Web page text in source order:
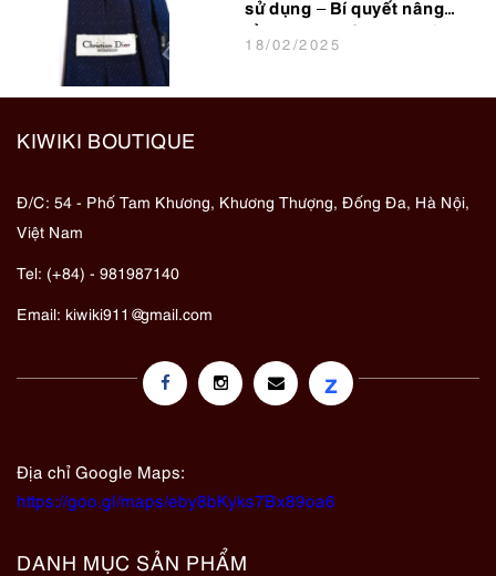
sử dụng – Bí quyết nâng
18/02/2025
KIWIKI BOUTIQUE
Đ/C: 54 - Phố Tam Khương, Khương Thượng, Đống Đa, Hà Nội,
Việt Nam
Tel: (+84) - 981987140
Email: kiwiki911@gmail.com
z
Địa chỉ Google Maps:
https://goo.gl/maps/eby8bKyks7Bx89oa6
DANH MỤC SẢN PHẨM